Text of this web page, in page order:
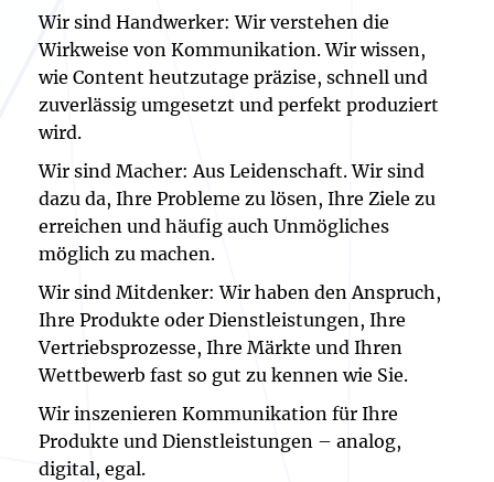
Wir sind Handwerker: Wir verstehen die
Wirkweise von Kommunikation. Wir wissen,
wie Content heutzutage präzise, schnell und
zuverlässig umgesetzt und perfekt produziert
wird.
Wir sind Macher: Aus Leidenschaft. Wir sind
dazu da, Ihre Probleme zu lösen, Ihre Ziele zu
erreichen und häufig auch Unmögliches
möglich zu machen.
Wir sind Mitdenker: Wir haben den Anspruch,
Ihre Produkte oder Dienstleistungen, Ihre
Vertriebsprozesse, Ihre Märkte und Ihren
Wettbewerb fast so gut zu kennen wie Sie.
Wir inszenieren Kommunikation für Ihre
Produkte und Dienstleistungen – analog,
digital, egal.